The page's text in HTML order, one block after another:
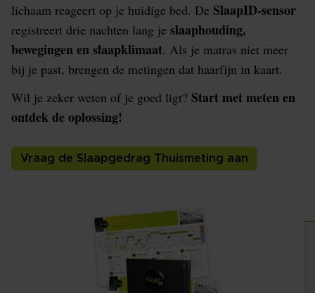
lichaam reageert op je huidige bed. De SlaapID-sensor
registreert drie nachten lang je slaaphouding,
bewegingen en slaapklimaat. Als je matras niet meer
bij je past, brengen de metingen dat haarfijn in kaart.
Wil je zeker weten of je goed ligt? Start met meten en
ontdek de oplossing!
Vraag de Slaapgedrag Thuismeting aan